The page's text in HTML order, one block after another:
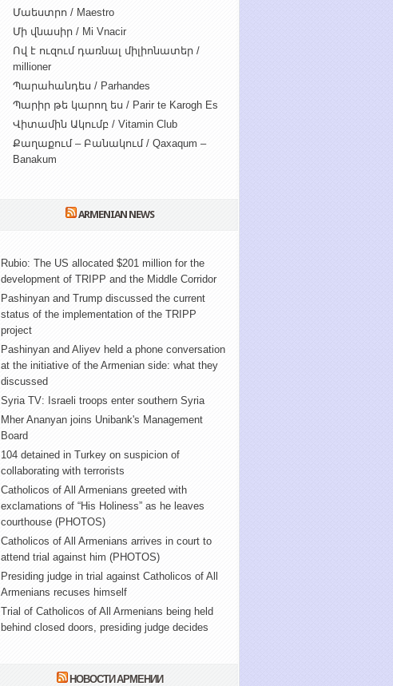
Մաեստրո / Maestro
Մի վնասիր / Mi Vnacir
Ով է ուզում դառնալ միլիոնատեր /
millioner
Պարահանդես / Parhandes
Պարիր թե կարող ես / Parir te Karogh Es
Վիտամին Ակումբ / Vitamin Club
Քաղաքում – Բանակում / Qaxaqum –
Banakum
ARMENIAN NEWS
Rubio: The US allocated $201 million for the
development of TRIPP and the Middle Corridor
Pashinyan and Trump discussed the current
status of the implementation of the TRIPP
project
Pashinyan and Aliyev held a phone conversation
at the initiative of the Armenian side: what they
discussed
Syria TV: Israeli troops enter southern Syria
Mher Ananyan joins Unibank's Management
Board
104 detained in Turkey on suspicion of
collaborating with terrorists
Catholicos of All Armenians greeted with
exclamations of “His Holiness” as he leaves
courthouse (PHOTOS)
Catholicos of All Armenians arrives in court to
attend trial against him (PHOTOS)
Presiding judge in trial against Catholicos of All
Armenians recuses himself
Trial of Catholicos of All Armenians being held
behind closed doors, presiding judge decides
НОВОСТИ АРМЕНИИ